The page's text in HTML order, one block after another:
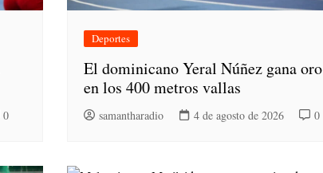
0
Deportes
El dominicano Yeral Núñez gana oro
en los 400 metros vallas
samantharadio 4 de agosto de 2026 0